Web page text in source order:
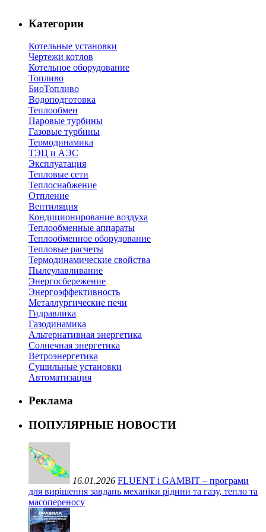
Категории
Котельные установки
Чертежи котлов
Котельное оборудование
Топливо
БиоТопливо
Водоподготовка
Теплообмен
Паровые турбины
Газовые турбины
Термодинамика
ТЭЦ и АЭС
Эксплуатация
Тепловые сети
Теплоснабжение
Отпление
Вентиляция
Кондиционирование воздуха
Теплообменные аппараты
Теплообменное оборудование
Тепловые расчеты
Термодинамические свойства
Пылеулавливание
Энергосбережение
Энергоэффективность
Металлургические печи
Гидравлика
Газодинамика
Альтернативная энергетика
Солнечная энергетика
Ветроэнергетика
Сушильные установки
Автоматизация
Реклама
ПОПУЛЯРНЫЕ НОВОСТИ
16.01.2026 FLUENT і GAMBIT – програми
для вирішення завдань механіки рідини та газу, тепло та
масопереносу